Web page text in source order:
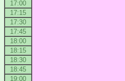
17:00
17:15
17:30
17:45
18:00
18:15
18:30
18:45
19:00